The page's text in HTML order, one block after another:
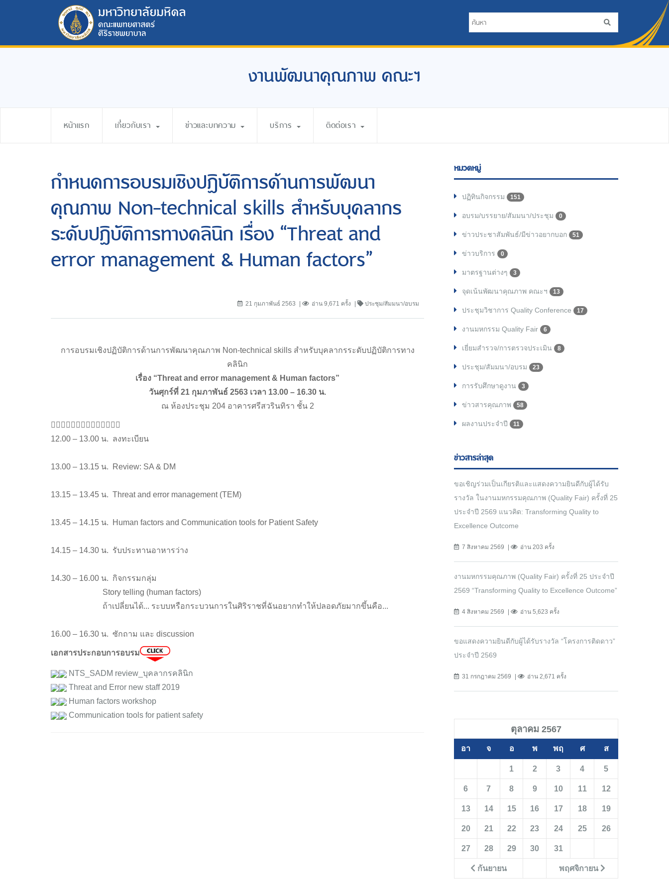
งานพัฒนาคุณภาพ คณะฯ
หน้าแรก เกี่ยวกับเรา ข่าวและบทความ บริการ ติดต่อเรา
กำหนดการอบรมเชิงปฏิบัติการด้านการพัฒนา
คุณภาพ Non-technical skills สำหรับบุคลากร
ระดับปฏิบัติการทางคลินิก เรื่อง “Threat and
error management & Human factors”
21 กุมภาพันธ์ 2563 อ่าน 9,671 ครั้ง ประชุม/สัมมนา/อบรม
การอบรมเชิงปฏิบัติการด้านการพัฒนาคุณภาพ Non-technical skills สำหรับบุคลากรระดับปฏิบัติการทาง
คลินิก
เรื่อง “Threat and error management & Human factors”
วันศุกร์ที่ 21 กุมภาพันธ์ 2563 เวลา 13.00 – 16.30 น.
ณ ห้องประชุม 204 อาคารศรีสวรินทิรา ชั้น 2

12.00 – 13.00 น. ลงทะเบียน
13.00 – 13.15 น. Review: SA & DM
13.15 – 13.45 น. Threat and error management (TEM)
13.45 – 14.15 น. Human factors and Communication tools for Patient Safety
14.15 – 14.30 น. รับประทานอาหารว่าง
14.30 – 16.00 น. กิจกรรมกลุ่ม
Story telling (human factors)
ถ้าเปลี่ยนได้... ระบบหรือกระบวนการในศิริราชที่ฉันอยากทำให้ปลอดภัยมากขึ้นคือ...
16.00 – 16.30 น. ซักถาม และ discussion
เอกสารประกอบการอบรม
NTS_SADM review_บุคลากรคลินิก
Threat and Error new staff 2019
Human factors workshop
Communication tools for patient safety
หมวดหมู่
ปฏิทินกิจกรรม 151
อบรม/บรรยาย/สัมมนา/ประชุม 0
ข่าวประชาสัมพันธ์/มีข่าวอยากบอก 51
ข่าวบริการ 0
มาตรฐานต่างๆ 3
จุดเน้นพัฒนาคุณภาพ คณะฯ 13
ประชุมวิชาการ Quality Conference 17
งานมหกรรม Quality Fair 6
เยี่ยมสำรวจ/การตรวจประเมิน 8
ประชุม/สัมมนา/อบรม 23
การรับศึกษาดูงาน 3
ข่าวสารคุณภาพ 58
ผลงานประจำปี 11
ข่าวสารล่าสุด
ขอเชิญร่วมเป็นเกียรติและแสดงความยินดีกับผู้ได้รับ
รางวัล ในงานมหกรรมคุณภาพ (Quality Fair) ครั้งที่ 25
ประจำปี 2569 แนวคิด: Transforming Quality to
Excellence Outcome
7 สิงหาคม 2569 อ่าน 203 ครั้ง
งานมหกรรมคุณภาพ (Quality Fair) ครั้งที่ 25 ประจำปี
2569 “Transforming Quality to Excellence Outcome”
4 สิงหาคม 2569 อ่าน 5,623 ครั้ง
ขอแสดงความยินดีกับผู้ได้รับรางวัล “โครงการติดดาว”
ประจำปี 2569
31 กรกฎาคม 2569 อ่าน 2,671 ครั้ง
ตุลาคม 2567
อา จ อ พ พฤ ศ ส
กันยายน พฤศจิกายน
1 2 3 4 5
6 7 8 9 10 11 12
13 14 15 16 17 18 19
20 21 22 23 24 25 26
27 28 29 30 31